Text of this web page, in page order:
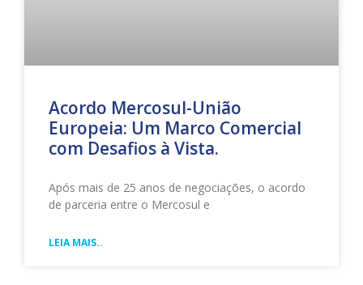
Acordo Mercosul-União
Europeia: Um Marco Comercial
com Desafios à Vista.
Após mais de 25 anos de negociações, o acordo
de parceria entre o Mercosul e
LEIA MAIS..